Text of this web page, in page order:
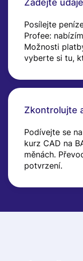
Zadejte údaje
Posílejte
Profee:
Možnosti
vyberte si tu,
Zkontrolujte
Podívejte se
kurz CAD na
měnách.
potvrzení.